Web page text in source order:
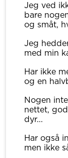
Jeg ved
bare
og småt,
Jeg
med min
Har ikke
og en
Nogen
nettet,
dyr...
Har også
men ikke